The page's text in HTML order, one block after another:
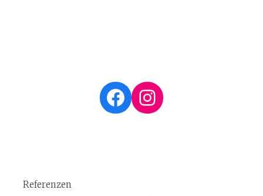
Facebook
Instagram
Referenzen